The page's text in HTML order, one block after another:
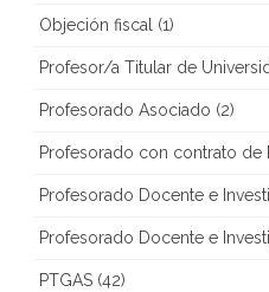
Objeción fiscal (1)
Profesor/a Titular de
Profesorado Asociado (2)
Profesorado con contrato de
Profesorado Docente e
Profesorado Docente e
PTGAS (42)